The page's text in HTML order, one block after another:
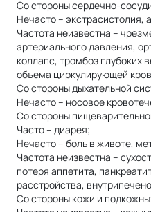
Со стороны сердечно-
Нечасто – экстрасистолия,
Частота неизвестна –
артериального давления,
коллапс, тромбоз глубоких
объема циркулирующей
Со стороны дыхательной
Нечасто – носовое
Со стороны
Часто – диарея;
Нечасто – боль в животе,
Частота неизвестна –
потеря аппетита,
расстройства,
Со стороны кожи и